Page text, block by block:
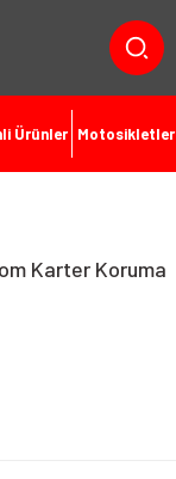
Ürünler Motosikletler
Karter Koruma